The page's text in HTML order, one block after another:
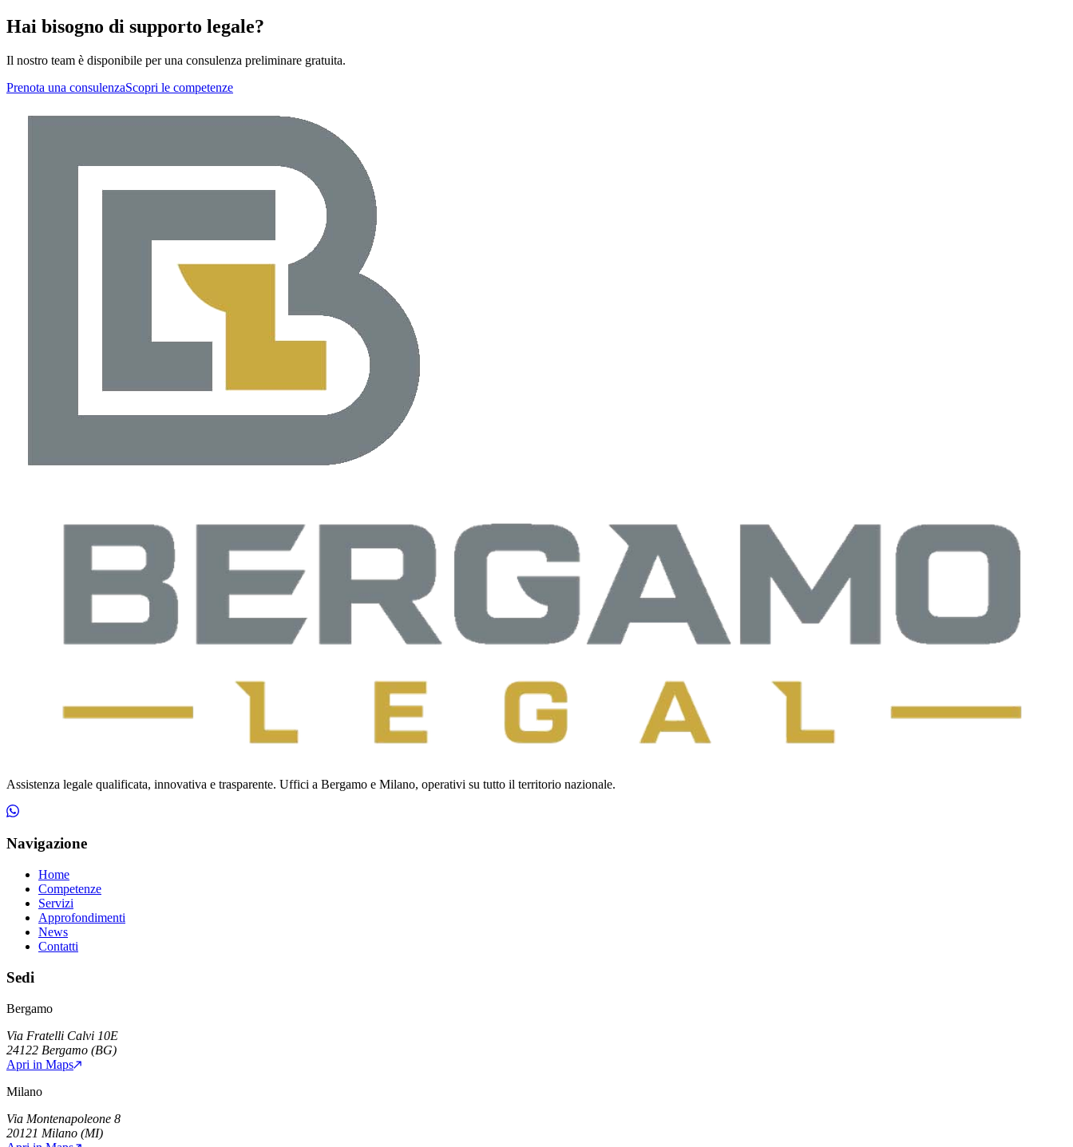
Hai bisogno di supporto legale?
Il nostro team è disponibile per una consulenza preliminare gratuita.
Prenota una consulenzaScopri le competenze
Assistenza legale qualificata, innovativa e trasparente. Uffici a Bergamo e Milano, operativi su tutto il territorio nazionale.
Navigazione
Home
Competenze
Servizi
Approfondimenti
News
Contatti
Sedi
Bergamo
Via Fratelli Calvi 10E
24122 Bergamo (BG)
Apri in Maps
Milano
Via Montenapoleone 8
20121 Milano (MI)